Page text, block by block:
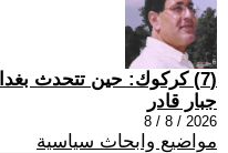
(7) كركوك: حين تتحدث بغداد بلسانٍ محلي
جبار قادر
2026 / 8 / 8
مواضيع وابحاث سياسية